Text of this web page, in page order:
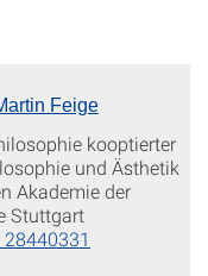
Feige
kooptierter
und Ästhetik
Akademie der
Stuttgart